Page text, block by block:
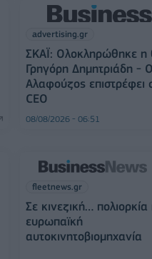
advertising.gr
ΣΚΑΪ: Ολοκληρώθηκε η
Γρηγόρη Δημητριάδη -
Αλαφούζος επιστρέφει
CEO
08/08/2026 - 06:51
fleetnews.gr
Σε κινεζική… πολιορκία
ευρωπαϊκή
αυτοκινητοβιομηχανία